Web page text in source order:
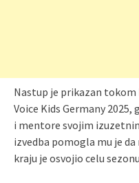
Nastup je prikazan
Voice Kids Germany
i mentore svojim
izvedba pomogla mu je
kraju je osvojio celu